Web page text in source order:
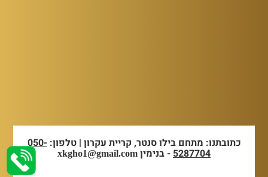
כתובתנו: מתחם בילו סנטר, קריית עקרון | טלפון:050-
5287704- בנימין xkgho1@gmail.com